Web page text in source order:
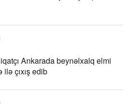
Ankarada beynəlxalq elmi
çıxış edib